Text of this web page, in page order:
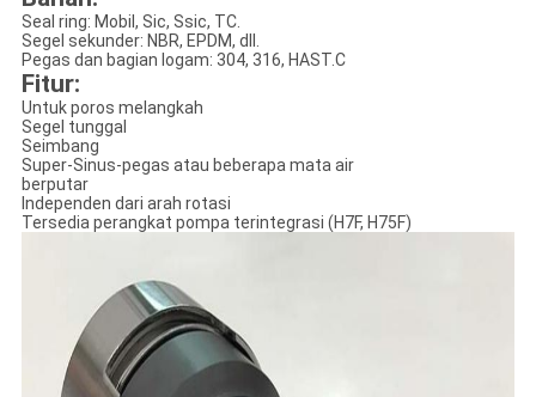
Seal ring: Mobil, Sic, Ssic, TC.
Segel sekunder: NBR, EPDM, dll.
Pegas dan bagian logam: 304, 316, HAST.C
Fitur:
Untuk poros melangkah
Segel tunggal
Seimbang
Super-Sinus-pegas atau beberapa mata air
berputar
Independen dari arah rotasi
Tersedia perangkat pompa terintegrasi (H7F, H75F)